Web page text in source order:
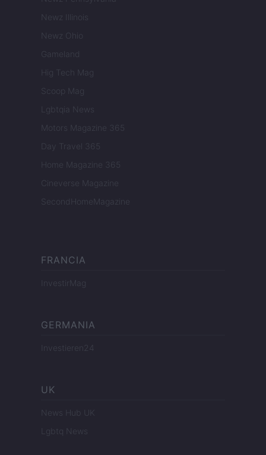
Newz Illinois
Newz Ohio
Gameland
Hig Tech Mag
Scoop Mag
Lgbtqia News
Motors Magazine 365
Day Travel 365
Home Magazine 365
Cineverse Magazine
SecondHomeMagazine
FRANCIA
InvestirMag
GERMANIA
Investieren24
UK
News Hub UK
Lgbtq News